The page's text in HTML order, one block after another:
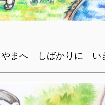
まへ しばかりに い